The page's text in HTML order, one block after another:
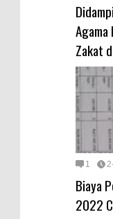
Agama
Zakat
1
Biaya
2022